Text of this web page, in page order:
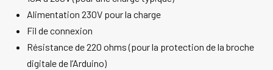
Alimentation 230V pour la charge
Fil de connexion
Résistance de 220 ohms (pour la protection de la broche
digitale de l’Arduino)